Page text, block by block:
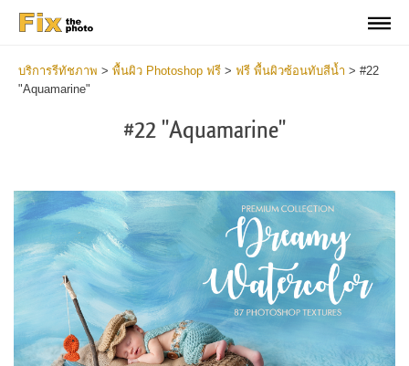
บริการรีทัชภาพ > พื้นผิว Photoshop ฟรี > ฟรี พื้นผิวซ้อนทับสีน้ำ > #22
"Aquamarine"
#22 "Aquamarine"